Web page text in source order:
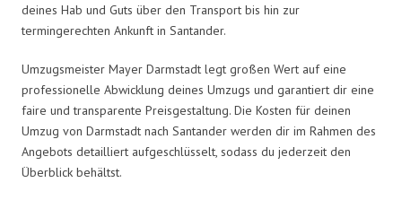
deines Hab und Guts über den Transport bis hin zur
termingerechten Ankunft in Santander.
Umzugsmeister Mayer Darmstadt legt großen Wert auf eine
professionelle Abwicklung deines Umzugs und garantiert dir eine
faire und transparente Preisgestaltung. Die Kosten für deinen
Umzug von Darmstadt nach Santander werden dir im Rahmen des
Angebots detailliert aufgeschlüsselt, sodass du jederzeit den
Überblick behältst.